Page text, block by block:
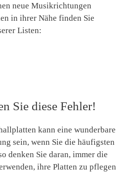
neue Musikrichtungen
in ihrer Nähe finden Sie
Listen:
Sie diese Fehler!
kann eine wunderbare
sein, wenn Sie die häufigsten
denken Sie daran, immer die
ihre Platten zu pflegen